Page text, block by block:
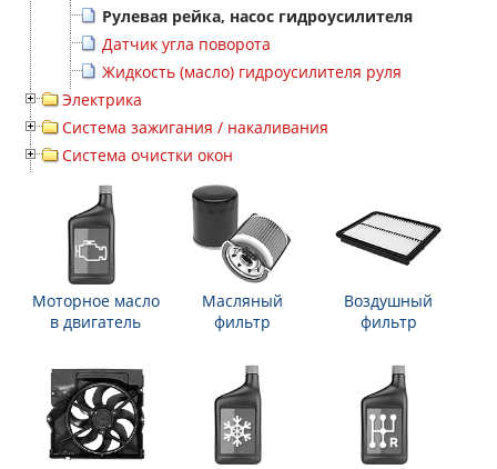
Рулевая рейка, насос гидроусилителя
Датчик угла поворота
Жидкость (масло) гидроусилителя руля
Электрика
Система зажигания / накаливания
Система очистки окон
Моторное масло
в двигатель
Масляный
фильтр
Воздушный
фильтр